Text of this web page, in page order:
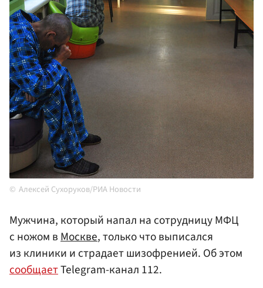
Алексей Сухоруков/РИА Новости
Мужчина, который напал на сотрудницу МФЦ
с ножом вМоскве, только что выписался
из клиники и страдает шизофренией. Об этом
сообщаетTelegram-канал 112.